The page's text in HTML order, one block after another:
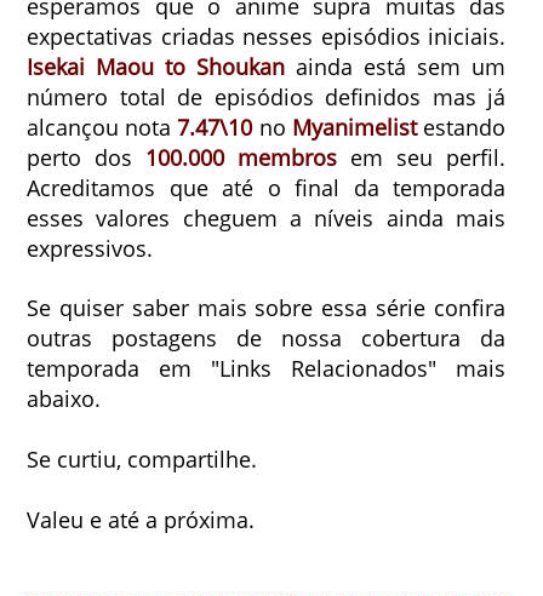
expectativas criadas nesses episódios iniciais.
Isekai Maou to Shoukan ainda está sem um
número total de episódios definidos mas já
alcançou nota7.47\10no Myanimelistestando
perto dos 100.000 membros em seu perfil.
Acreditamos que até o final da temporada
esses valores cheguem a níveis ainda mais
expressivos.
Se quiser saber mais sobre essa série confira
outras postagens de nossa cobertura da
temporada em "Links Relacionados" mais
abaixo.
Se curtiu, compartilhe.
Valeu e até a próxima.